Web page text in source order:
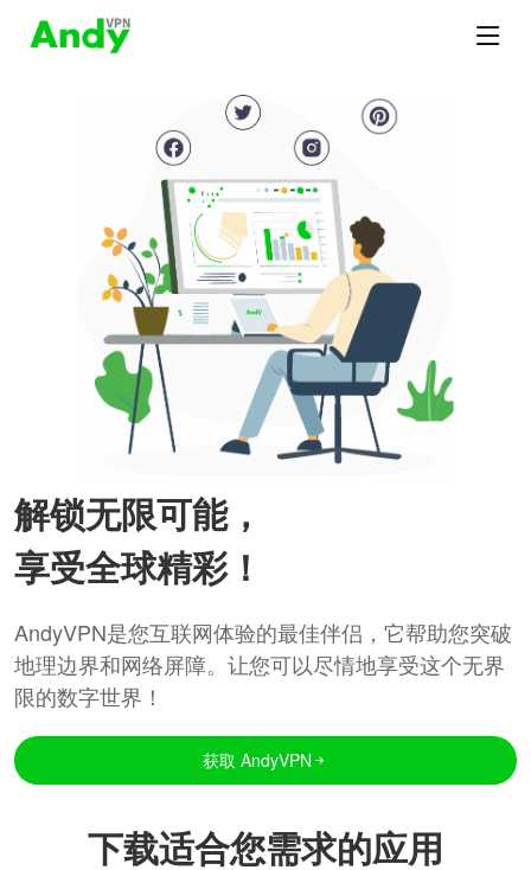
解锁无限可能，
享受全球精彩！
AndyVPN是您互联网体验的最佳伴侣，它帮助您突破
地理边界和网络屏障。让您可以尽情地享受这个无界
限的数字世界！
获取 AndyVPN
下载适合您需求的应用